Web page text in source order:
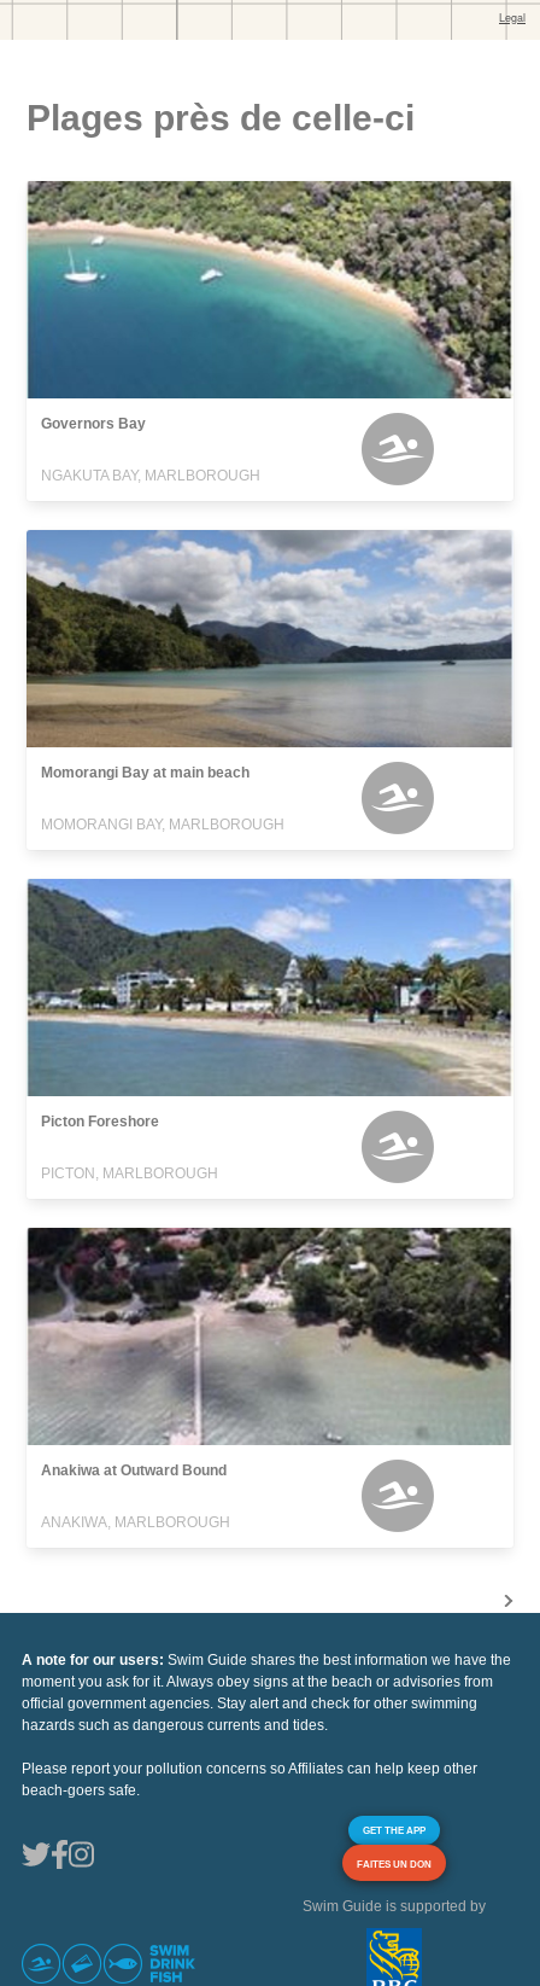
Plages près de celle-ci
Governors Bay
NGAKUTA BAY, MARLBOROUGH
Momorangi Bay at main beach
MOMORANGI BAY, MARLBOROUGH
Picton Foreshore
PICTON, MARLBOROUGH
Anakiwa at Outward Bound
ANAKIWA, MARLBOROUGH
A note for our users: Swim Guide shares the best information we have the
moment you ask for it. Always obey signs at the beach or advisories from
official government agencies. Stay alert and check for other swimming
hazards such as dangerous currents and tides.
Please report your pollution concerns so Affiliates can help keep other
beach-goers safe.
GET THE APP
FAITES UN DON
Swim Guide is supported by